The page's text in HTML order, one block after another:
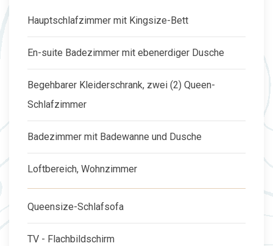
Hauptschlafzimmer mit Kingsize-Bett
En-suite Badezimmer mit ebenerdiger Dusche
Begehbarer Kleiderschrank, zwei (2) Queen-
Schlafzimmer
Badezimmer mit Badewanne und Dusche
Loftbereich, Wohnzimmer
Queensize-Schlafsofa
TV - Flachbildschirm